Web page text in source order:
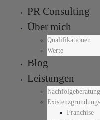
PR Consulting
Über mich
Qualifikationen
Werte
Blog
Leistungen
Nachfolgeberatung
Franchise